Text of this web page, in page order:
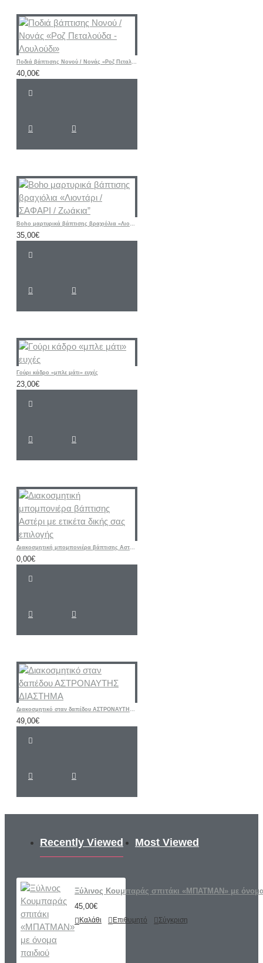
Ποδιά βάπτισης Νονού / Νονάς «Ροζ Πεταλούδα - Λουλούδι»
40,00€
Boho μαρτυρικά βάπτισης βραχιόλια «Λιοντάρι / ΣΑΦΑΡΙ / Ζωάκια”
35,00€
Γούρι κάδρο «μπλε μάτι» ευχές
23,00€
Διακοσμητική μπομπονιέρα βάπτισης Αστέρι με ετικέτα δικής σας επιλογής
0,00€
Διακοσμητικό σταν δαπέδου ΑΣΤΡΟΝΑΥΤΗΣ ΔΙΑΣΤΗΜΑ
49,00€
Recently Viewed Most Viewed
Ξύλινος Κουμπαράς σπιτάκι «ΜΠΑΤΜΑΝ» με
45,00€
Καλάθι Επιθυμητό Σύγκριση